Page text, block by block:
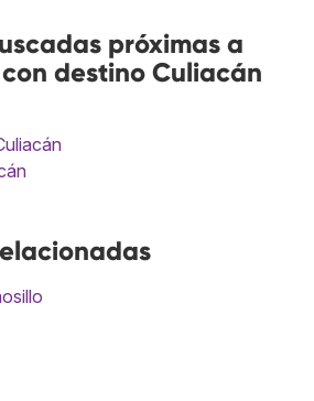
próximas a
destino Culiacán